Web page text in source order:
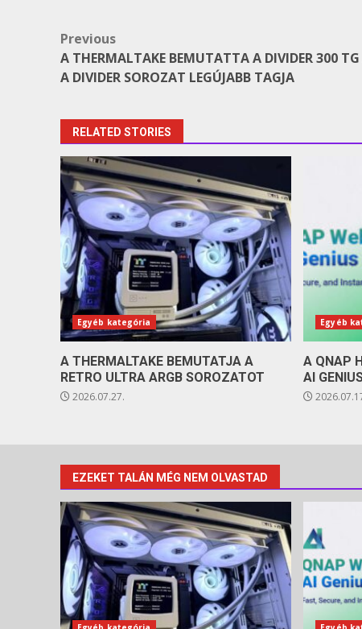
Post
navigation
Previous
A THERMALTAKE BEMUTATTA A DIVIDER 300
A DIVIDER SOROZAT LEGÚJABB TAGJA
RELATED STORIES
Egyéb kategória
A THERMALTAKE BEMUTATJA A
RETRO ULTRA ARGB SOROZATOT
2026.07.27.
Egyéb
A QNAP
AI
EZEKET TALÁN MÉG NEM OLVASTAD